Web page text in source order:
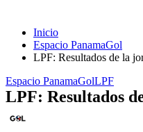
Inicio
Espacio PanamaGol
LPF: Resultados de la
Espacio PanamaGolLPF
LPF: Resultados